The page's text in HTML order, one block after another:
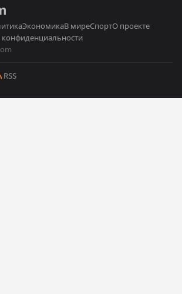
ЭкономикаВ миреСпортО проекте
RSS